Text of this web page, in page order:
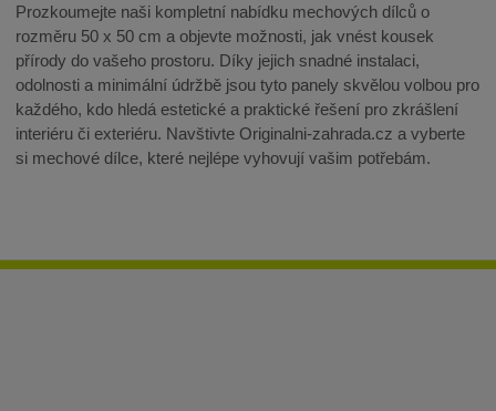
Prozkoumejte naši kompletní nabídku mechových dílců o
rozměru 50 x 50 cm a objevte možnosti, jak vnést kousek
přírody do vašeho prostoru. Díky jejich snadné instalaci,
odolnosti a minimální údržbě jsou tyto panely skvělou volbou pro
každého, kdo hledá estetické a praktické řešení pro zkrášlení
interiéru či exteriéru. Navštivte Originalni-zahrada.cz a vyberte
si mechové dílce, které nejlépe vyhovují vašim potřebám.